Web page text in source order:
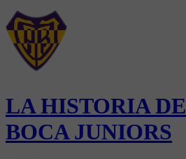
LA HISTORIA DE
BOCA JUNIORS